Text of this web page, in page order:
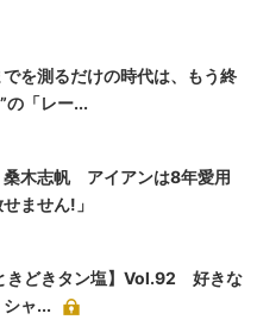
でを測るだけの時代は、もう終
「レー...
桑木志帆 アイアンは8年愛用
ません!」
きどきタン塩】Vol.92 好きな
ャ...